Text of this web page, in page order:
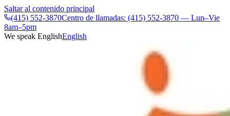
Saltar al contenido principal
(415) 552-3870Centro de llamadas: (415) 552-3870 — Lun–Vie
8am–5pm
We speak EnglishEnglish